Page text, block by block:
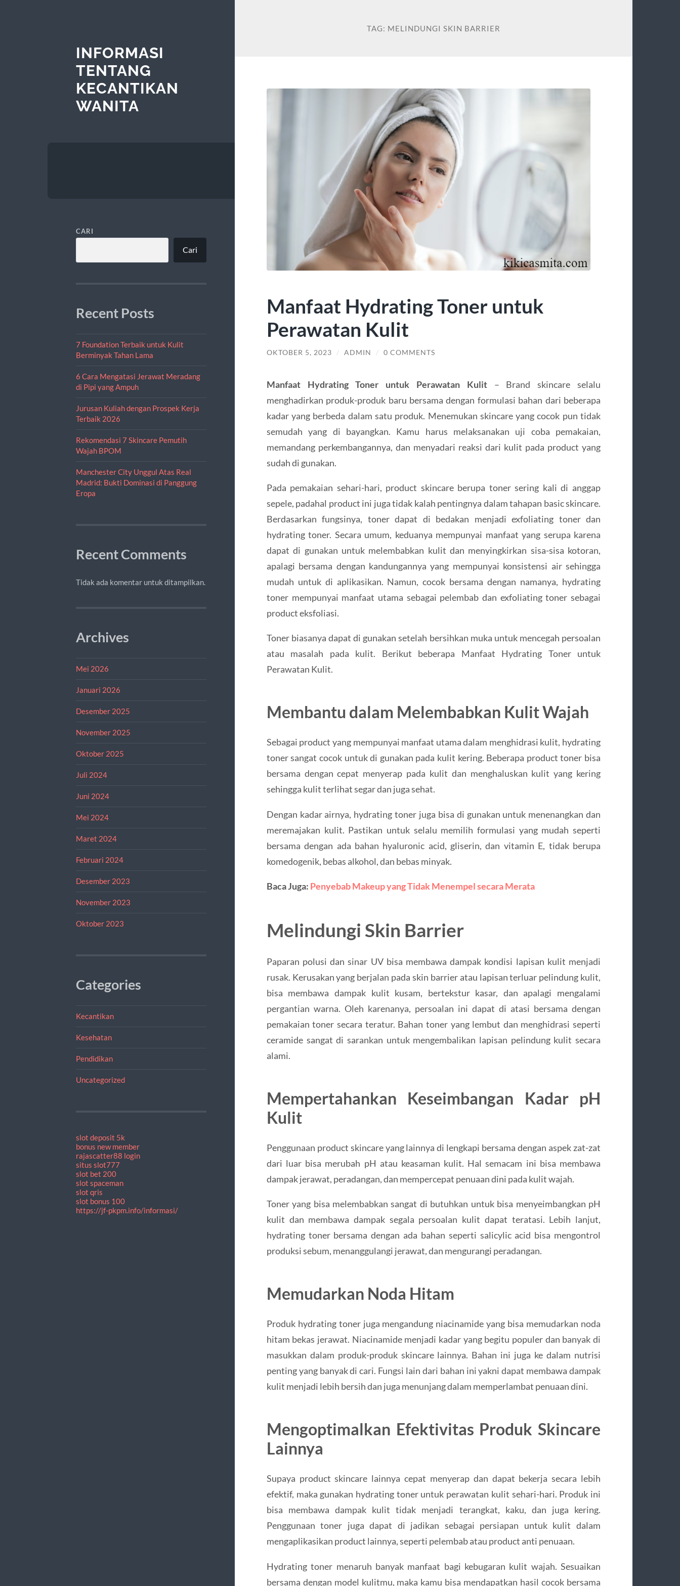
INFORMASI
TENTANG
KECANTIKAN
WANITA
CARI
Cari
Recent Posts
7 Foundation Terbaik untuk Kulit
Berminyak Tahan Lama
6 Cara Mengatasi Jerawat Meradang
di Pipi yang Ampuh
Jurusan Kuliah dengan Prospek Kerja
Terbaik 2026
Rekomendasi 7 Skincare Pemutih
Wajah BPOM
Manchester City Unggul Atas Real
Madrid: Bukti Dominasi di Panggung
Eropa
Recent Comments
Tidak ada komentar untuk ditampilkan.
Archives
Mei 2026
Januari 2026
Desember 2025
November 2025
Oktober 2025
Juli 2024
Juni 2024
Mei 2024
Maret 2024
Februari 2024
Desember 2023
November 2023
Oktober 2023
Categories
Kecantikan
Kesehatan
Pendidikan
Uncategorized
slot deposit 5k
bonus new member
rajascatter88 login
situs slot777
slot bet 200
slot spaceman
slot qris
slot bonus 100
https://jf-pkpm.info/informasi/
TAG: MELINDUNGI SKIN BARRIER
Manfaat Hydrating Toner untuk
Perawatan Kulit
OKTOBER 5, 2023 / ADMIN / 0 COMMENTS
Manfaat Hydrating Toner untuk Perawatan Kulit– Brand skincare selalu
menghadirkan produk-produk baru bersama dengan formulasi bahan dari beberapa
kadar yang berbeda dalam satu produk. Menemukan skincare yang cocok pun tidak
semudah yang di bayangkan. Kamu harus melaksanakan uji coba pemakaian,
memandang perkembangannya, dan menyadari reaksi dari kulit pada product yang
sudah di gunakan.
Pada pemakaian sehari-hari, product skincare berupa toner sering kali di anggap
sepele, padahal product ini juga tidak kalah pentingnya dalam tahapan basic skincare.
Berdasarkan fungsinya, toner dapat di bedakan menjadi exfoliating toner dan
hydrating toner. Secara umum, keduanya mempunyai manfaat yang serupa karena
dapat di gunakan untuk melembabkan kulit dan menyingkirkan sisa-sisa kotoran,
apalagi bersama dengan kandungannya yang mempunyai konsistensi air sehingga
mudah untuk di aplikasikan. Namun, cocok bersama dengan namanya, hydrating
toner mempunyai manfaat utama sebagai pelembab dan exfoliating toner sebagai
product eksfoliasi.
Toner biasanya dapat di gunakan setelah bersihkan muka untuk mencegah persoalan
atau masalah pada kulit. Berikut beberapa Manfaat Hydrating Toner untuk
Perawatan Kulit.
Membantu dalam Melembabkan Kulit Wajah
Sebagai product yang mempunyai manfaat utama dalam menghidrasi kulit, hydrating
toner sangat cocok untuk di gunakan pada kulit kering. Beberapa product toner bisa
bersama dengan cepat menyerap pada kulit dan menghaluskan kulit yang kering
sehingga kulit terlihat segar dan juga sehat.
Dengan kadar airnya, hydrating toner juga bisa di gunakan untuk menenangkan dan
meremajakan kulit. Pastikan untuk selalu memilih formulasi yang mudah seperti
bersama dengan ada bahan hyaluronic acid, gliserin, dan vitamin E, tidak berupa
komedogenik, bebas alkohol, dan bebas minyak.
Baca Juga: Penyebab Makeup yang Tidak Menempel secara Merata
Melindungi Skin Barrier
Paparan polusi dan sinar UV bisa membawa dampak kondisi lapisan kulit menjadi
rusak. Kerusakan yang berjalan pada skin barrier atau lapisan terluar pelindung kulit,
bisa membawa dampak kulit kusam, bertekstur kasar, dan apalagi mengalami
pergantian warna. Oleh karenanya, persoalan ini dapat di atasi bersama dengan
pemakaian toner secara teratur. Bahan toner yang lembut dan menghidrasi seperti
ceramide sangat di sarankan untuk mengembalikan lapisan pelindung kulit secara
alami.
Mempertahankan Keseimbangan Kadar pH
Kulit
Penggunaan product skincare yang lainnya di lengkapi bersama dengan aspek zat-zat
dari luar bisa merubah pH atau keasaman kulit. Hal semacam ini bisa membawa
dampak jerawat, peradangan, dan mempercepat penuaan dini pada kulit wajah.
Toner yang bisa melembabkan sangat di butuhkan untuk bisa menyeimbangkan pH
kulit dan membawa dampak segala persoalan kulit dapat teratasi. Lebih lanjut,
hydrating toner bersama dengan ada bahan seperti salicylic acid bisa mengontrol
produksi sebum, menanggulangi jerawat, dan mengurangi peradangan.
Memudarkan Noda Hitam
Produk hydrating toner juga mengandung niacinamide yang bisa memudarkan noda
hitam bekas jerawat. Niacinamide menjadi kadar yang begitu populer dan banyak di
masukkan dalam produk-produk skincare lainnya. Bahan ini juga ke dalam nutrisi
penting yang banyak di cari. Fungsi lain dari bahan ini yakni dapat membawa dampak
kulit menjadi lebih bersih dan juga menunjang dalam memperlambat penuaan dini.
Mengoptimalkan Efektivitas Produk Skincare
Lainnya
Supaya product skincare lainnya cepat menyerap dan dapat bekerja secara lebih
efektif, maka gunakan hydrating toner untuk perawatan kulit sehari-hari. Produk ini
bisa membawa dampak kulit tidak menjadi terangkat, kaku, dan juga kering.
Penggunaan toner juga dapat di jadikan sebagai persiapan untuk kulit dalam
mengaplikasikan product lainnya, seperti pelembab atau product anti penuaan.
Hydrating toner menaruh banyak manfaat bagi kebugaran kulit wajah. Sesuaikan
bersama dengan model kulitmu, maka kamu bisa mendapatkan hasil cocok bersama